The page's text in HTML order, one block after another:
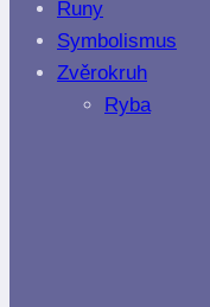
Runy
Symbolismus
Zvěrokruh
Ryba